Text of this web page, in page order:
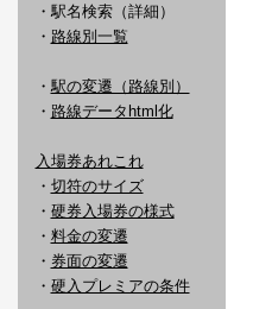
・駅名検索（詳細）
・ 路線別一覧
・ 駅の変遷（路線別）
・ 路線データhtml化
入場券あれこれ
・ 切符のサイズ
・ 硬券入場券の様式
・ 料金の変遷
・ 券面の変遷
・ 硬入プレミアの条件